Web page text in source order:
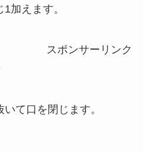
加えます。
スポンサーリンク
て口を閉じます。